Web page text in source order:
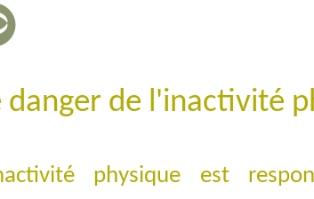
danger de l'inactivité
physique est